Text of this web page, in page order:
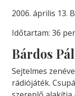
2006. április 13.
Időtartam: 36
Bárdos
Sejtelmes
rádiójáték.